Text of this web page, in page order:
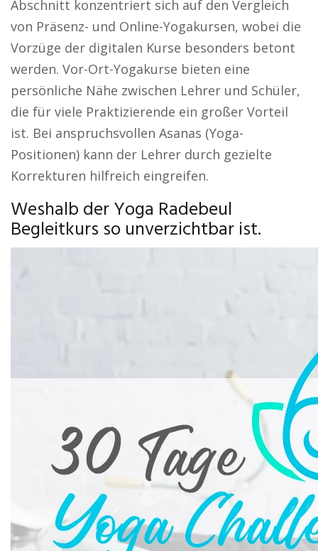
Abschnitt konzentriert sich auf den Vergleich
von Präsenz- und Online-Yogakursen, wobei die
Vorzüge der digitalen Kurse besonders betont
werden. Vor-Ort-Yogakurse bieten eine
persönliche Nähe zwischen Lehrer und Schüler,
die für viele Praktizierende ein großer Vorteil
ist. Bei anspruchsvollen Asanas (Yoga-
Positionen) kann der Lehrer durch gezielte
Korrekturen hilfreich eingreifen.
Weshalb der Yoga Radebeul
Begleitkurs so unverzichtbar ist.